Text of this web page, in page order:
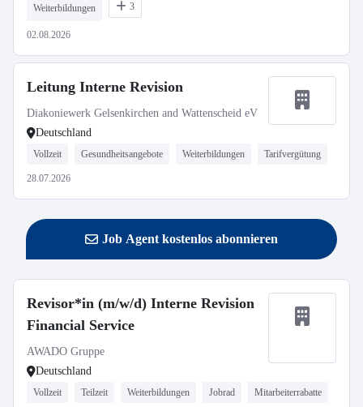
Weiterbildungen 3
02.08.2026
Leitung Interne Revision
Diakoniewerk Gelsenkirchen and Wattenscheid eV
Deutschland
Vollzeit Gesundheitsangebote Weiterbildungen Tarifvergütung
28.07.2026
Job Agent kostenlos abonnieren
Revisor*in (m/w/d) Interne Revision
Financial Service
AWADO Gruppe
Deutschland
Vollzeit Teilzeit Weiterbildungen Jobrad Mitarbeiterrabatte